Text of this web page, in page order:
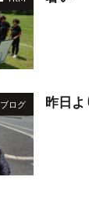
ブログ 昨日よ